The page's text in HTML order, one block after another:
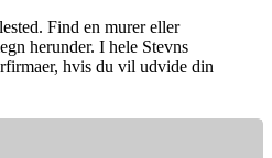
Find en murer eller
herunder. I hele Stevns
hvis du vil udvide din